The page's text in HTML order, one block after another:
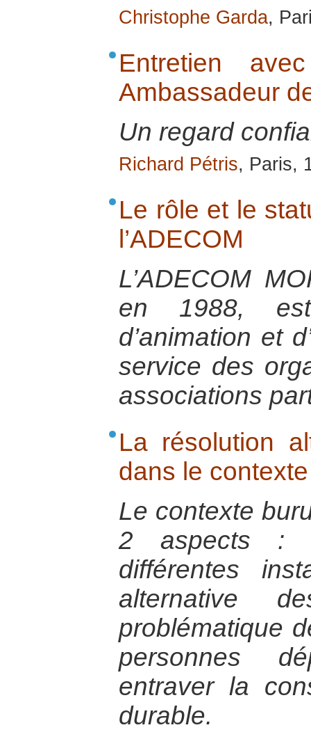
Christophe Garda,
Entretien
Ambassadeur
Un regard
Richard Pétris, Paris,
Le rôle et le
l’ADECOM
L’ADECOM
en 1988,
d’animation et
service des
associations
La résolution
dans le
Le contexte
2 aspects :
différentes
alternative
problématique
personnes
entraver la
durable.